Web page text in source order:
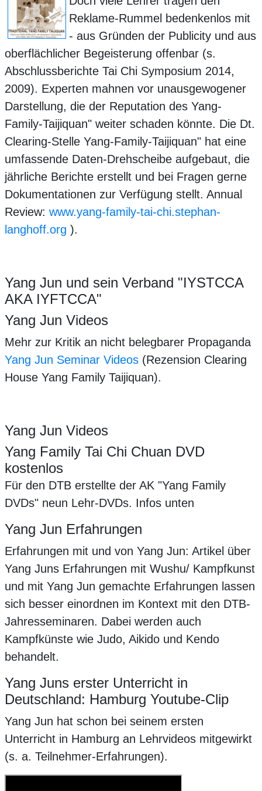
Reklame-Rummel bedenkenlos mit
- aus Gründen der Publicity und aus
oberflächlicher Begeisterung offenbar (s.
Abschlussberichte Tai Chi Symposium 2014,
2009). Experten mahnen vor unausgewogener
Darstellung, die der Reputation des Yang-
Family-Taijiquan" weiter schaden könnte. Die Dt.
Clearing-Stelle Yang-Family-Taijiquan" hat eine
umfassende Daten-Drehscheibe aufgebaut, die
jährliche Berichte erstellt und bei Fragen gerne
Dokumentationen zur Verfügung stellt. Annual
Review: www.yang-family-tai-chi.stephan-
langhoff.org ).
Yang Jun und sein Verband "IYSTCCA
AKA IYFTCCA"
Yang Jun Videos
Mehr zur Kritik an nicht belegbarer Propaganda
Yang Jun Seminar Videos (Rezension Clearing
House Yang Family Taijiquan).
Yang Jun Videos
Yang Family Tai Chi Chuan DVD
kostenlos
Für den DTB erstellte der AK "Yang Family
DVDs" neun Lehr-DVDs. Infos unten
Yang Jun Erfahrungen
Erfahrungen mit und von Yang Jun: Artikel über
Yang Juns Erfahrungen mit Wushu/ Kampfkunst
und mit Yang Jun gemachte Erfahrungen lassen
sich besser einordnen im Kontext mit den DTB-
Jahresseminaren. Dabei werden auch
Kampfkünste wie Judo, Aikido und Kendo
behandelt.
Yang Juns erster Unterricht in
Deutschland: Hamburg Youtube-Clip
Yang Jun hat schon bei seinem ersten
Unterricht in Hamburg an Lehrvideos mitgewirkt
(s. a. Teilnehmer-Erfahrungen).